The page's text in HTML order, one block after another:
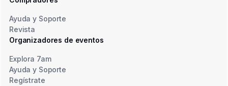
Ayuda y Soporte
Revista
Organizadores de eventos
Explora 7am
Ayuda y Soporte
Regístrate